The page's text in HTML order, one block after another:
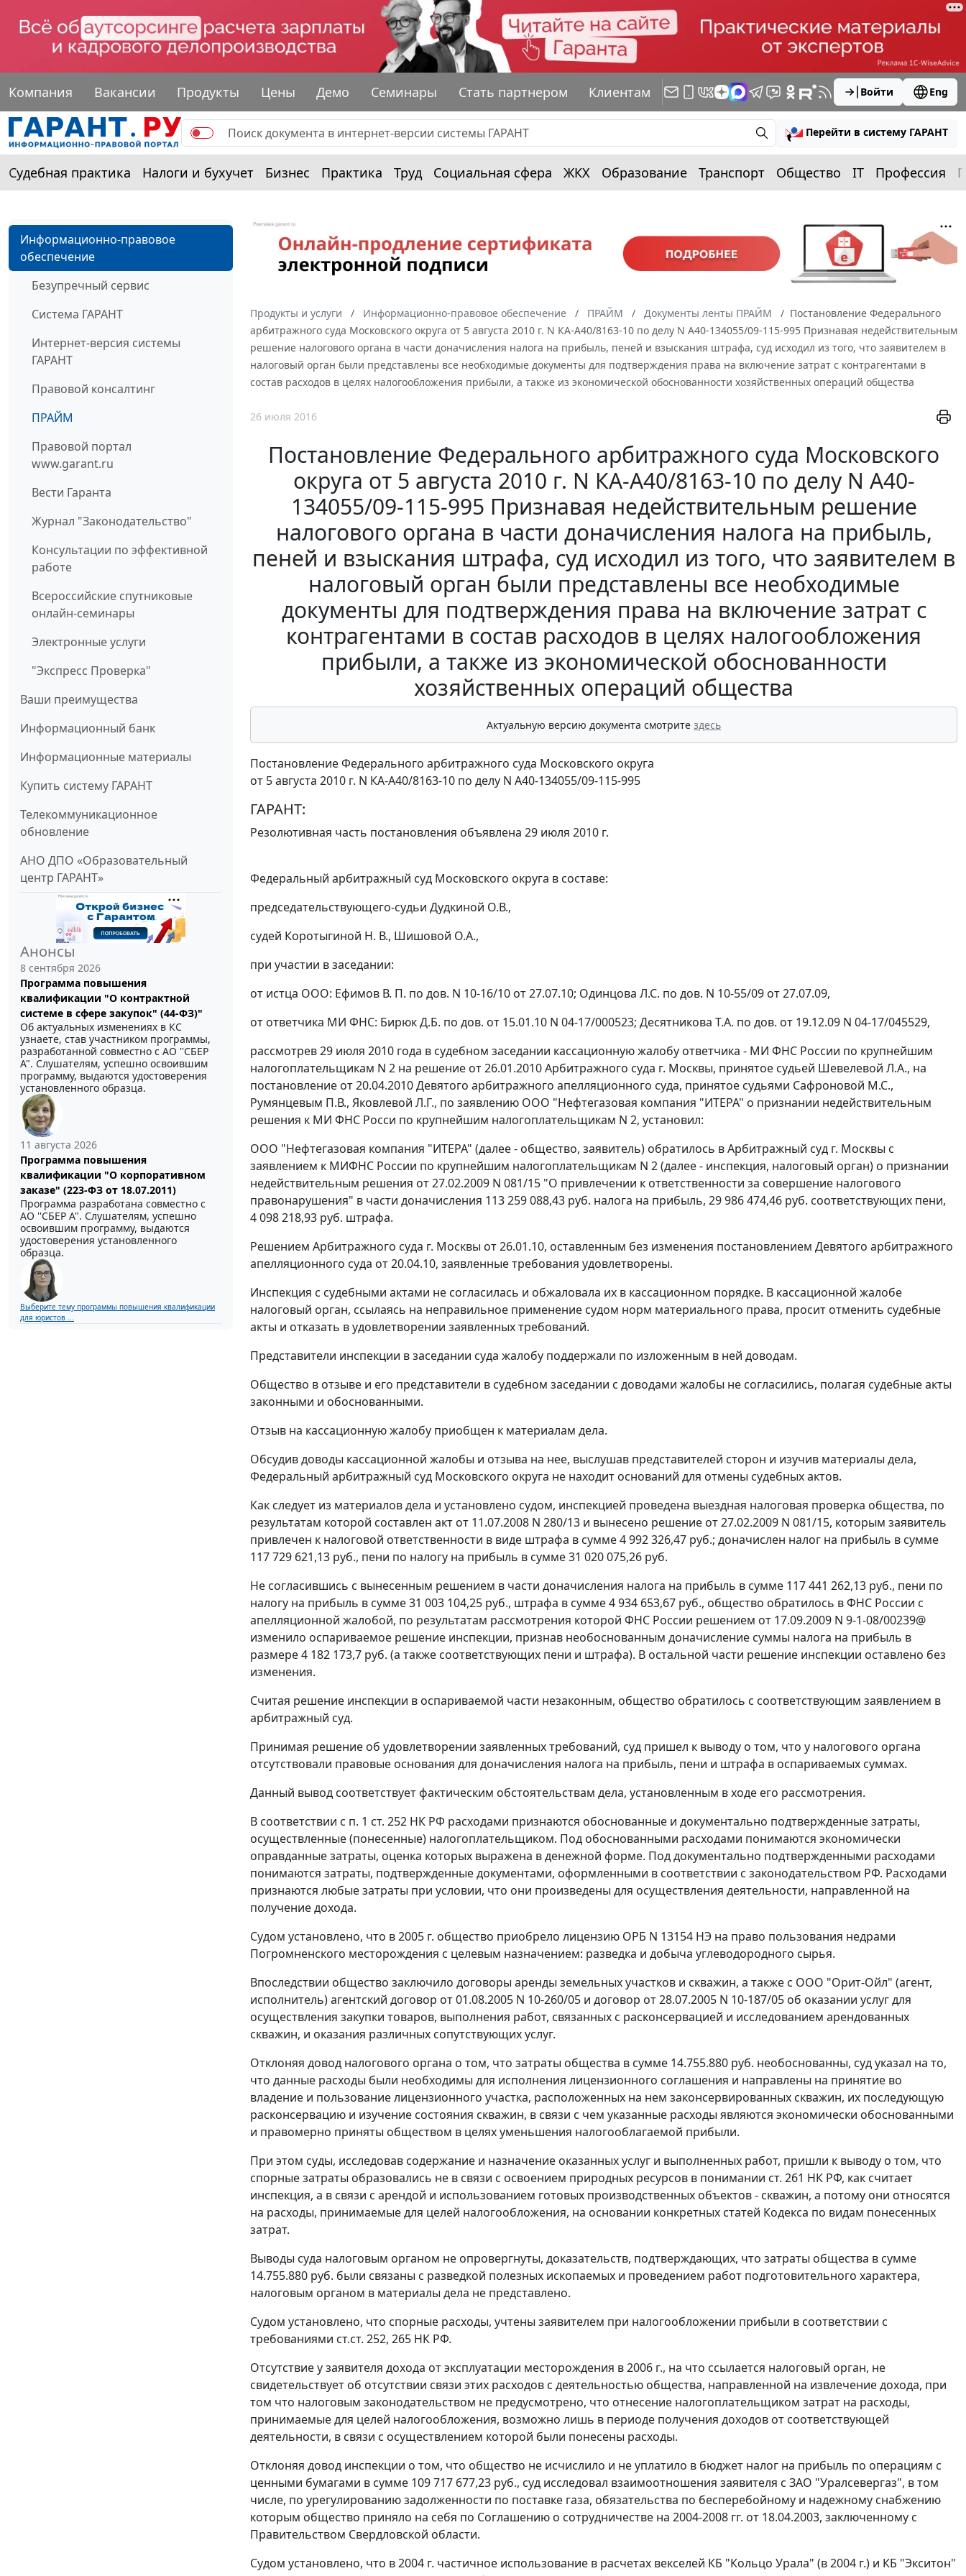
Компания Вакансии Продукты Цены Демо Семинары Стать партнером Клиентам Войти Eng
Перейти в систему ГАРАНТ
Судебная практика Налоги и бухучет Бизнес Практика Труд Социальная сфера ЖКХ Образование Транспорт Общество IT Профессия
Информационно-правовое
обеспечение
Безупречный сервис
Система ГАРАНТ
Интернет-версия системы
ГАРАНТ
Правовой консалтинг
ПРАЙМ
Правовой портал
www.garant.ru
Вести Гаранта
Журнал "Законодательство"
Консультации по эффективной
работе
Всероссийские спутниковые
онлайн-семинары
Электронные услуги
"Экспресс Проверка"
Ваши преимущества
Информационный банк
Информационные материалы
Купить систему ГАРАНТ
Телекоммуникационное
обновление
АНО ДПО «Образовательный
центр ГАРАНТ»
Анонсы
8 сентября 2026
Программа повышения
квалификации "О контрактной
системе в сфере закупок" (44-ФЗ)"
Об актуальных изменениях в КС
узнаете, став участником программы,
разработанной совместно с АО ''СБЕР
А". Слушателям, успешно освоившим
программу, выдаются удостоверения
установленного образца.
11 августа 2026
Программа повышения
квалификации "О корпоративном
заказе" (223-ФЗ от 18.07.2011)
Программа разработана совместно с
АО ''СБЕР А". Слушателям, успешно
освоившим программу, выдаются
удостоверения установленного
образца.
Выберите тему программы повышения квалификации
для юристов ...
Продукты и услуги Информационно-правовое обеспечение ПРАЙМ Документы ленты ПРАЙМ
Постановление Федерального
арбитражного суда Московского округа от 5 августа 2010 г. N КА-А40/8163-10 по делу N А40-134055/09-115-995 Признавая недействительным
решение налогового органа в части доначисления налога на прибыль, пеней и взыскания штрафа, суд исходил из того, что заявителем в
налоговый орган были представлены все необходимые документы для подтверждения права на включение затрат с контрагентами в
состав расходов в целях налогообложения прибыли, а также из экономической обоснованности хозяйственных операций общества
26 июля 2016
Постановление Федерального арбитражного суда Московского
округа от 5 августа 2010 г. N КА-А40/8163-10 по делу N А40-
134055/09-115-995 Признавая недействительным решение
налогового органа в части доначисления налога на прибыль,
пеней и взыскания штрафа, суд исходил из того, что заявителем в
налоговый орган были представлены все необходимые
документы для подтверждения права на включение затрат с
контрагентами в состав расходов в целях налогообложения
прибыли, а также из экономической обоснованности
хозяйственных операций общества
Актуальную версию документа смотрите здесь
Постановление Федерального арбитражного суда Московского округа
от 5 августа 2010 г. N КА-А40/8163-10 по делу N А40-134055/09-115-995
ГАРАНТ:
Резолютивная часть постановления объявлена 29 июля 2010 г.
Федеральный арбитражный суд Московского округа в составе:
председательствующего-судьи Дудкиной О.В.,
судей Коротыгиной Н. В., Шишовой О.А.,
при участии в заседании:
от истца ООО: Ефимов В. П. по дов. N 10-16/10 от 27.07.10; Одинцова Л.С. по дов. N 10-55/09 от 27.07.09,
от ответчика МИ ФНС: Бирюк Д.Б. по дов. от 15.01.10 N 04-17/000523; Десятникова Т.А. по дов. от 19.12.09 N 04-17/045529,
рассмотрев 29 июля 2010 года в судебном заседании кассационную жалобу ответчика - МИ ФНС России по крупнейшим
налогоплательщикам N 2 на решение от 26.01.2010 Арбитражного суда г. Москвы, принятое судьей Шевелевой Л.А., на
постановление от 20.04.2010 Девятого арбитражного апелляционного суда, принятое судьями Сафроновой М.С.,
Румянцевым П.В., Яковлевой Л.Г., по заявлению ООО "Нефтегазовая компания "ИТЕРА" о признании недействительным
решения к МИ ФНС Росси по крупнейшим налогоплательщикам N 2, установил:
ООО "Нефтегазовая компания "ИТЕРА" (далее - общество, заявитель) обратилось в Арбитражный суд г. Москвы с
заявлением к МИФНС России по крупнейшим налогоплательщикам N 2 (далее - инспекция, налоговый орган) о признании
недействительным решения от 27.02.2009 N 081/15 "О привлечении к ответственности за совершение налогового
правонарушения" в части доначисления 113 259 088,43 руб. налога на прибыль, 29 986 474,46 руб. соответствующих пени,
4 098 218,93 руб. штрафа.
Решением Арбитражного суда г. Москвы от 26.01.10, оставленным без изменения постановлением Девятого арбитражного
апелляционного суда от 20.04.10, заявленные требования удовлетворены.
Инспекция с судебными актами не согласилась и обжаловала их в кассационном порядке. В кассационной жалобе
налоговый орган, ссылаясь на неправильное применение судом норм материального права, просит отменить судебные
акты и отказать в удовлетворении заявленных требований.
Представители инспекции в заседании суда жалобу поддержали по изложенным в ней доводам.
Общество в отзыве и его представители в судебном заседании с доводами жалобы не согласились, полагая судебные акты
законными и обоснованными.
Отзыв на кассационную жалобу приобщен к материалам дела.
Обсудив доводы кассационной жалобы и отзыва на нее, выслушав представителей сторон и изучив материалы дела,
Федеральный арбитражный суд Московского округа не находит оснований для отмены судебных актов.
Как следует из материалов дела и установлено судом, инспекцией проведена выездная налоговая проверка общества, по
результатам которой составлен акт от 11.07.2008 N 280/13 и вынесено решение от 27.02.2009 N 081/15, которым заявитель
привлечен к налоговой ответственности в виде штрафа в сумме 4 992 326,47 руб.; доначислен налог на прибыль в сумме
117 729 621,13 руб., пени по налогу на прибыль в сумме 31 020 075,26 руб.
Не согласившись с вынесенным решением в части доначисления налога на прибыль в сумме 117 441 262,13 руб., пени по
налогу на прибыль в сумме 31 003 104,25 руб., штрафа в сумме 4 934 653,67 руб., общество обратилось в ФНС России с
апелляционной жалобой, по результатам рассмотрения которой ФНС России решением от 17.09.2009 N 9-1-08/00239@
изменило оспариваемое решение инспекции, признав необоснованным доначисление суммы налога на прибыль в
размере 4 182 173,7 руб. (а также соответствующих пени и штрафа). В остальной части решение инспекции оставлено без
изменения.
Считая решение инспекции в оспариваемой части незаконным, общество обратилось с соответствующим заявлением в
арбитражный суд.
Принимая решение об удовлетворении заявленных требований, суд пришел к выводу о том, что у налогового органа
отсутствовали правовые основания для доначисления налога на прибыль, пени и штрафа в оспариваемых суммах.
Данный вывод соответствует фактическим обстоятельствам дела, установленным в ходе его рассмотрения.
В соответствии с п. 1 ст. 252 НК РФ расходами признаются обоснованные и документально подтвержденные затраты,
осуществленные (понесенные) налогоплательщиком. Под обоснованными расходами понимаются экономически
оправданные затраты, оценка которых выражена в денежной форме. Под документально подтвержденными расходами
понимаются затраты, подтвержденные документами, оформленными в соответствии с законодательством РФ. Расходами
признаются любые затраты при условии, что они произведены для осуществления деятельности, направленной на
получение дохода.
Судом установлено, что в 2005 г. общество приобрело лицензию ОРБ N 13154 НЭ на право пользования недрами
Погромненского месторождения с целевым назначением: разведка и добыча углеводородного сырья.
Впоследствии общество заключило договоры аренды земельных участков и скважин, а также с ООО "Орит-Ойл" (агент,
исполнитель) агентский договор от 01.08.2005 N 10-260/05 и договор от 28.07.2005 N 10-187/05 об оказании услуг для
осуществления закупки товаров, выполнения работ, связанных с расконсервацией и исследованием арендованных
скважин, и оказания различных сопутствующих услуг.
Отклоняя довод налогового органа о том, что затраты общества в сумме 14.755.880 руб. необоснованны, суд указал на то,
что данные расходы были необходимы для исполнения лицензионного соглашения и направлены на принятие во
владение и пользование лицензионного участка, расположенных на нем законсервированных скважин, их последующую
расконсервацию и изучение состояния скважин, в связи с чем указанные расходы являются экономически обоснованными
и правомерно приняты обществом в целях уменьшения налогооблагаемой прибыли.
При этом суды, исследовав содержание и назначение оказанных услуг и выполненных работ, пришли к выводу о том, что
спорные затраты образовались не в связи с освоением природных ресурсов в понимании ст. 261 НК РФ, как считает
инспекция, а в связи с арендой и использованием готовых производственных объектов - скважин, а потому они относятся
на расходы, принимаемые для целей налогообложения, на основании конкретных статей Кодекса по видам понесенных
затрат.
Выводы суда налоговым органом не опровергнуты, доказательств, подтверждающих, что затраты общества в сумме
14.755.880 руб. были связаны с разведкой полезных ископаемых и проведением работ подготовительного характера,
налоговым органом в материалы дела не представлено.
Судом установлено, что спорные расходы, учтены заявителем при налогообложении прибыли в соответствии с
требованиями ст.ст. 252, 265 НК РФ.
Отсутствие у заявителя дохода от эксплуатации месторождения в 2006 г., на что ссылается налоговый орган, не
свидетельствует об отсутствии связи этих расходов с деятельностью общества, направленной на извлечение дохода, при
том что налоговым законодательством не предусмотрено, что отнесение налогоплательщиком затрат на расходы,
принимаемые для целей налогообложения, возможно лишь в периоде получения доходов от соответствующей
деятельности, в связи с осуществлением которой были понесены расходы.
Отклоняя довод инспекции о том, что общество не исчислило и не уплатило в бюджет налог на прибыль по операциям с
ценными бумагами в сумме 109 717 677,23 руб., суд исследовал взаимоотношения заявителя с ЗАО "Уралсевергаз", в том
числе, по урегулированию задолженности по поставке газа, обязательства по бесперебойному и надежному снабжению
которым общество приняло на себя по Соглашению о сотрудничестве на 2004-2008 гг. от 18.04.2003, заключенному с
Правительством Свердловской области.
Судом установлено, что в 2004 г. частичное использование в расчетах векселей КБ "Кольцо Урала" (в 2004 г.) и КБ "Экситон"